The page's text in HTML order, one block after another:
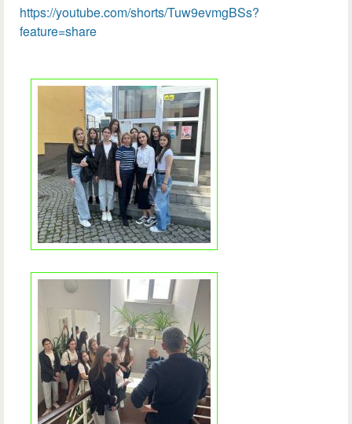
https://youtube.com/shorts/Tuw9evmgBSs?
feature=share